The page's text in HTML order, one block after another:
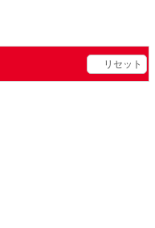
リセット